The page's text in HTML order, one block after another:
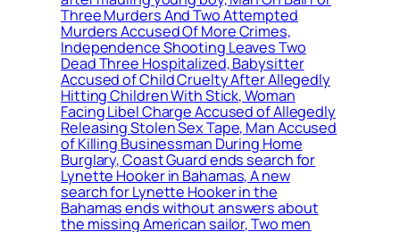
Three Murders And Two Attempted
Murders Accused Of More Crimes,
Independence Shooting Leaves Two
Dead Three Hospitalized, Babysitter
Accused of Child Cruelty After Allegedly
Hitting Children With Stick, Woman
Facing Libel Charge Accused of Allegedly
Releasing Stolen Sex Tape, Man Accused
of Killing Businessman During Home
Burglary, Coast Guard ends search for
Lynette Hooker in Bahamas, A new
search for Lynette Hooker in the
Bahamas ends without answers about
the missing American sailor, Two men